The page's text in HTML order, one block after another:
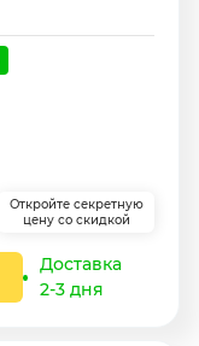
Откройте секретную
цену со скидкой
Доставка
2-3 дня